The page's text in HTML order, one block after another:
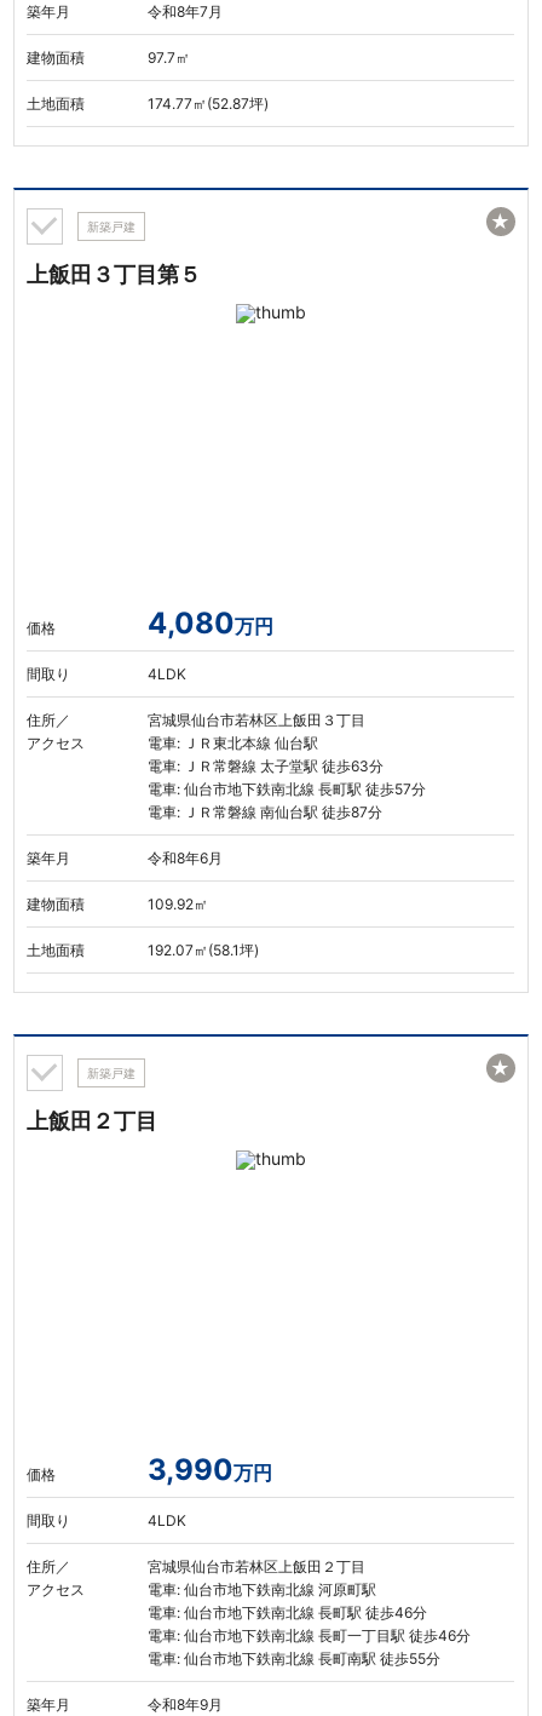
築年月 令和8年7月
建物面積 97.7㎡
土地面積 174.77㎡(52.87坪)
新築戸建
上飯田３丁目第５
価格 4,080万円
間取り 4LDK
住所／
アクセス
宮城県仙台市若林区上飯田３丁目
電車: ＪＲ東北本線 仙台駅
電車: ＪＲ常磐線 太子堂駅 徒歩63分
電車: 仙台市地下鉄南北線 長町駅 徒歩57分
電車: ＪＲ常磐線 南仙台駅 徒歩87分
築年月 令和8年6月
建物面積 109.92㎡
土地面積 192.07㎡(58.1坪)
★
新築戸建
上飯田２丁目
価格 3,990万円
間取り 4LDK
住所／
アクセス
宮城県仙台市若林区上飯田２丁目
電車: 仙台市地下鉄南北線 河原町駅
電車: 仙台市地下鉄南北線 長町駅 徒歩46分
電車: 仙台市地下鉄南北線 長町一丁目駅 徒歩46分
電車: 仙台市地下鉄南北線 長町南駅 徒歩55分
築年月 令和8年9月
★